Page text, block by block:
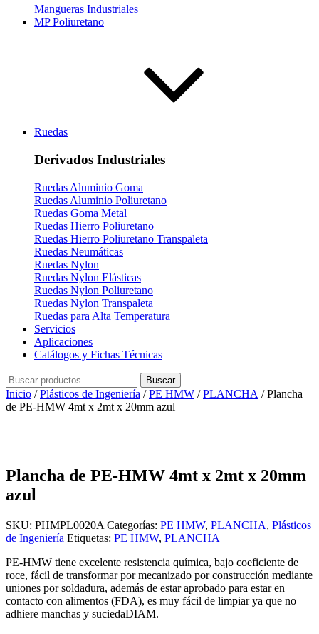
Mangueras Industriales
MP Poliuretano
Ruedas
Derivados Industriales
Ruedas Aluminio Goma
Ruedas Aluminio Poliuretano
Ruedas Goma Metal
Ruedas Hierro Poliuretano
Ruedas Hierro Poliuretano Transpaleta
Ruedas Neumáticas
Ruedas Nylon
Ruedas Nylon Elásticas
Ruedas Nylon Poliuretano
Ruedas Nylon Transpaleta
Ruedas para Alta Temperatura
Servicios
Aplicaciones
Catálogos y Fichas Técnicas
Buscar
por:
Buscar
Inicio /Plásticos de Ingeniería /PE HMW /PLANCHA / Plancha
de PE-HMW 4mt x 2mt x 20mm azul
Plancha de PE-HMW 4mt x 2mt x 20mm
azul
SKU: PHMPL0020A Categorías: PE HMW, PLANCHA, Plásticos
de Ingeniería Etiquetas: PE HMW, PLANCHA
PE-HMW tiene excelente resistencia química, bajo coeficiente de
roce, fácil de transformar por mecanizado por construcción mediante
uniones por soldadura, además de estar aprobado para estar en
contacto con alimentos (FDA), es muy fácil de limpiar ya que no
adhiere manchas y suciedaDIAM.